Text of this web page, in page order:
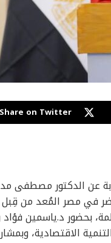
Share on Twitter
عن الدكتور
في مصر المُعد من
بحضور د.ياسمين فؤاد
الاقتصادية،